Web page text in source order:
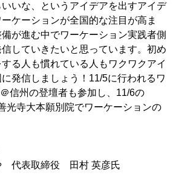
いな、というアイデアを出すアイデ
ケーションが全国的な注目が高ま
が進む中でワーケーション実践者側
していきたいと思っています。初め
る人も慣れている人もワクワクアイ
発信しましょう！11/5に行われるワ
信州の登壇者も参加し、11/6の
光寺大本願別院でワーケーションの
代表取締役 田村 英彦氏